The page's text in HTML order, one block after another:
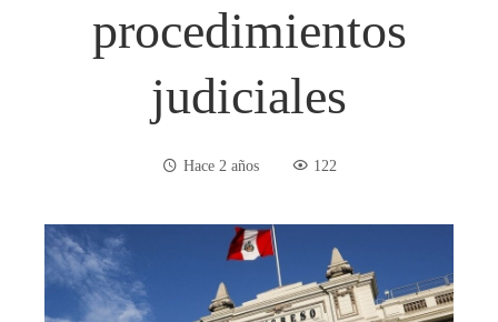
procedimientos
judiciales
Hace 2 años 122